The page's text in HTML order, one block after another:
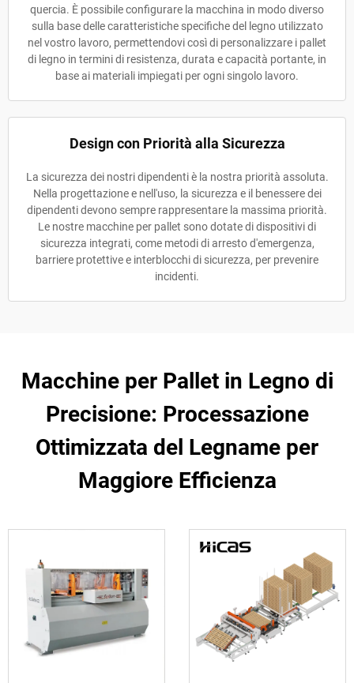
quercia. È possibile configurare la macchina in modo diverso
sulla base delle caratteristiche specifiche del legno utilizzato
nel vostro lavoro, permettendovi così di personalizzare i pallet
di legno in termini di resistenza, durata e capacità portante, in
base ai materiali impiegati per ogni singolo lavoro.
Design con Priorità alla Sicurezza
La sicurezza dei nostri dipendenti è la nostra priorità assoluta.
Nella progettazione e nell'uso, la sicurezza e il benessere dei
dipendenti devono sempre rappresentare la massima priorità.
Le nostre macchine per pallet sono dotate di dispositivi di
sicurezza integrati, come metodi di arresto d'emergenza,
barriere protettive e interblocchi di sicurezza, per prevenire
incidenti.
Macchine per Pallet in Legno di
Precisione: Processazione
Ottimizzata del Legname per
Maggiore Efficienza